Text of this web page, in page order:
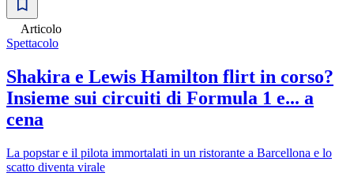
Articolo
Spettacolo
Shakira e Lewis Hamilton flirt in corso?
Insieme sui circuiti di Formula 1 e... a
cena
La popstar e il pilota immortalati in un ristorante a Barcellona e lo
scatto diventa virale